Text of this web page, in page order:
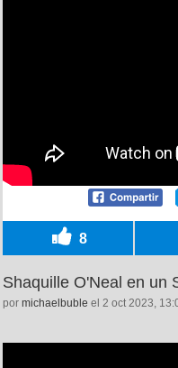
8
Shaquille O'Neal en un
por michaelbuble el 2 oct 2023,